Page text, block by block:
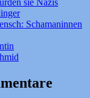
sie Nazis
Schamaninnen